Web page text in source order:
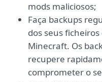
mods maliciosos;
Faça backups
dos seus
Minecraft. Os
recupere
comprometer o